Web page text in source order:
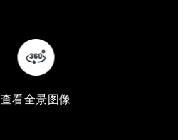
查看全景图像